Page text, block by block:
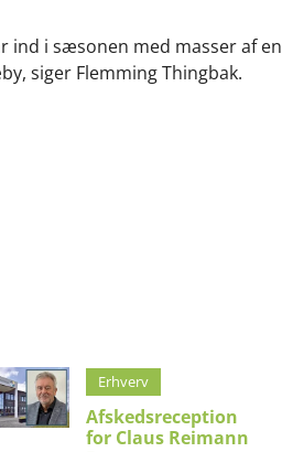
i sæsonen med masser af
siger Flemming Thingbak.
Erhverv
Afskedsreception
for Claus Reimann